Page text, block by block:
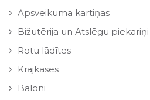
Apsveikuma kartiņas
Bižutērija un Atslēgu piekariņi
Rotu lādītes
Krājkases
Baloni